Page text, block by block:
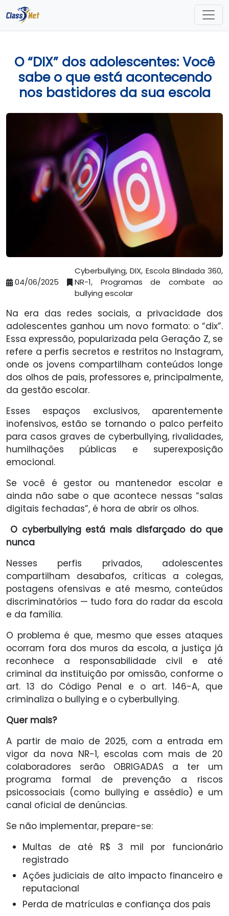
O “DIX” dos adolescentes: Você
sabe o que está acontecendo
nos bastidores da sua escola
04/06/2025
Cyberbullying, DIX, Escola Blindada 360,
NR-1, Programas de combate ao
bullying escolar
Na era das redes sociais, a privacidade dos
adolescentes ganhou um novo formato: o “dix”.
Essa expressão, popularizada pela Geração Z, se
refere a perfis secretos e restritos no Instagram,
onde os jovens compartilham conteúdos longe
dos olhos de pais, professores e, principalmente,
da gestão escolar.
Esses espaços exclusivos, aparentemente
inofensivos, estão se tornando o palco perfeito
para casos graves de cyberbullying, rivalidades,
humilhações públicas e superexposição
emocional.
Se você é gestor ou mantenedor escolar e
ainda não sabe o que acontece nessas “salas
digitais fechadas”, é hora de abrir os olhos.
O cyberbullying está mais disfarçado do que
nunca
Nesses perfis privados, adolescentes
compartilham desabafos, críticas a colegas,
postagens ofensivas e até mesmo, conteúdos
discriminatórios — tudo fora do radar da escola
e da família.
O problema é que, mesmo que esses ataques
ocorram fora dos muros da escola, a justiça já
reconhece a responsabilidade civil e até
criminal da instituição por omissão, conforme o
art. 13 do Código Penal e o art. 146-A, que
criminaliza o bullying e o cyberbullying.
Quer mais?
A partir de maio de 2025, com a entrada em
vigor da nova NR-1, escolas com mais de 20
colaboradores serão OBRIGADAS a ter um
programa formal de prevenção a riscos
psicossociais (como bullying e assédio) e um
canal oficial de denúncias.
Se não implementar, prepare-se:
Multas de até R$ 3 mil por funcionário
registrado
Ações judiciais de alto impacto financeiro e
reputacional
Perda de matrículas e confiança dos pais